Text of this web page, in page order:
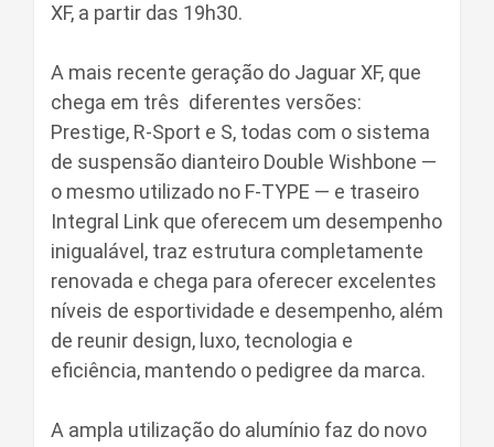
XF, a partir das 19h30.
A mais recente geração do Jaguar XF, que
chega em três diferentes versões:
Prestige, R-Sport e S, todas com o sistema
de suspensão dianteiro Double Wishbone —
o mesmo utilizado no F-TYPE — e traseiro
Integral Link que oferecem um desempenho
inigualável, traz estrutura completamente
renovada e chega para oferecer excelentes
níveis de esportividade e desempenho, além
de reunir design, luxo, tecnologia e
eficiência, mantendo o pedigree da marca.
A ampla utilização do alumínio faz do novo